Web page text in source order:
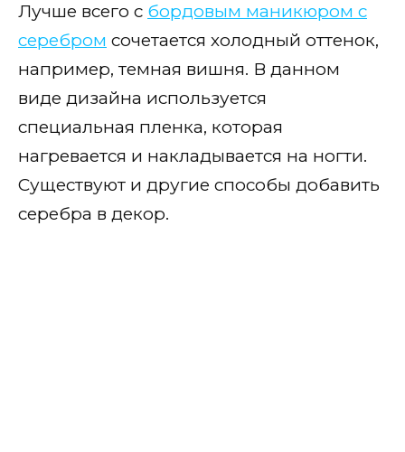
Лучше всего с бордовым маникюром с
серебром сочетается холодный оттенок,
например, темная вишня. В данном
виде дизайна используется
специальная пленка, которая
нагревается и накладывается на ногти.
Существуют и другие способы добавить
серебра в декор.